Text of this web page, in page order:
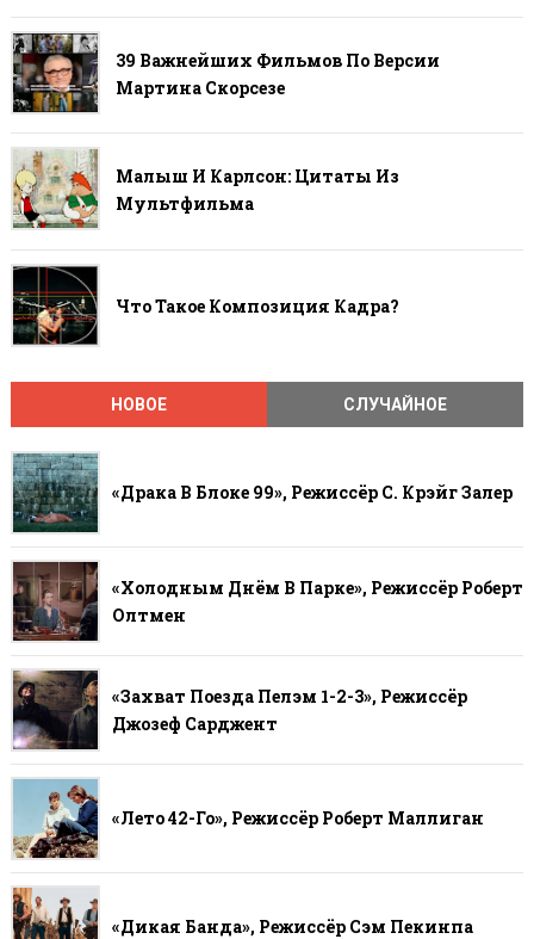
39 Важнейших Фильмов По Версии
Мартина Скорсезе
Малыш И Карлсон: Цитаты Из
Мультфильма
Что Такое Композиция Кадра?
НОВОЕ СЛУЧАЙНОЕ
«Драка В Блоке 99», Режиссёр С. Крэйг Залер
«Холодным Днём В Парке», Режиссёр Роберт
Олтмен
«Захват Поезда Пелэм 1-2-3», Режиссёр
Джозеф Сарджент
«Лето 42-Го», Режиссёр Роберт Маллиган
«Дикая Банда», Режиссёр Сэм Пекинпа